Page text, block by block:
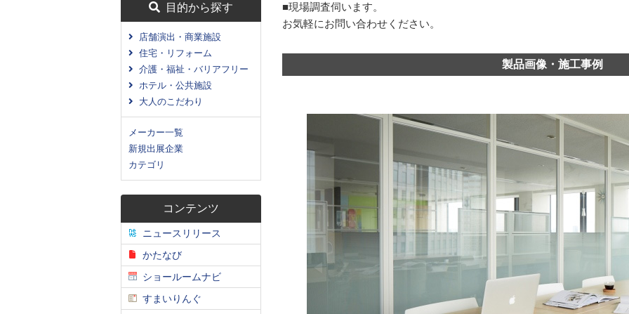
目的から探す
店舗演出・商業施設
住宅・リフォーム
介護・福祉・バリアフリー
ホテル・公共施設
大人のこだわり
メーカー一覧
新規出展企業
カテゴリ
コンテンツ
ニュースリリース
かたなび
ショールームナビ
すまいりんぐ
■現場調査伺います。
お気軽にお問い合わせください。
製品画像・施工事例